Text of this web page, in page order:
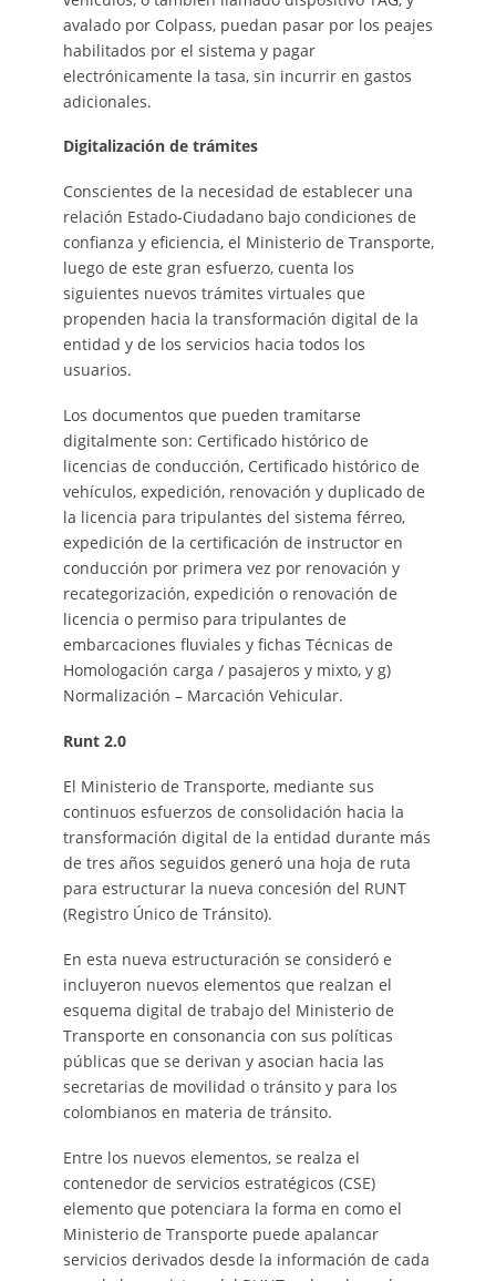
avalado por Colpass, puedan pasar por los peajes
habilitados por el sistema y pagar
electrónicamente la tasa, sin incurrir en gastos
adicionales.
Digitalización de trámites
Conscientes de la necesidad de establecer una
relación Estado-Ciudadano bajo condiciones de
confianza y eficiencia, el Ministerio de Transporte,
luego de este gran esfuerzo, cuenta los
siguientes nuevos trámites virtuales que
propenden hacia la transformación digital de la
entidad y de los servicios hacia todos los
usuarios.
Los documentos que pueden tramitarse
digitalmente son: Certificado histórico de
licencias de conducción, Certificado histórico de
vehículos, expedición, renovación y duplicado de
la licencia para tripulantes del sistema férreo,
expedición de la certificación de instructor en
conducción por primera vez por renovación y
recategorización, expedición o renovación de
licencia o permiso para tripulantes de
embarcaciones fluviales y fichas Técnicas de
Homologación carga / pasajeros y mixto, y g)
Normalización – Marcación Vehicular.
Runt 2.0
El Ministerio de Transporte, mediante sus
continuos esfuerzos de consolidación hacia la
transformación digital de la entidad durante más
de tres años seguidos generó una hoja de ruta
para estructurar la nueva concesión del RUNT
(Registro Único de Tránsito).
En esta nueva estructuración se consideró e
incluyeron nuevos elementos que realzan el
esquema digital de trabajo del Ministerio de
Transporte en consonancia con sus políticas
públicas que se derivan y asocian hacia las
secretarias de movilidad o tránsito y para los
colombianos en materia de tránsito.
Entre los nuevos elementos, se realza el
contenedor de servicios estratégicos (CSE)
elemento que potenciara la forma en como el
Ministerio de Transporte puede apalancar
servicios derivados desde la información de cada